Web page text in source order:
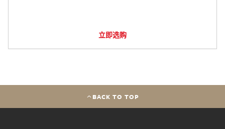
立即选购
BACK TO TOP